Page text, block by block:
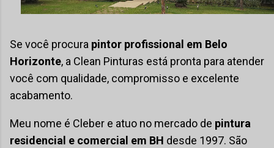
Se você procura pintor profissional em Belo
Horizonte, a Clean Pinturas está pronta para atender
você com qualidade, compromisso e excelente
acabamento.
Meu nome é Cleber e atuo no mercado de pintura
residencial e comercial em BH desde 1997. São